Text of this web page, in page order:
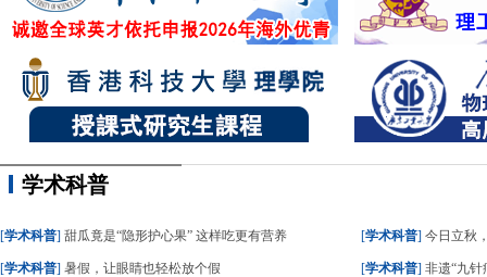
学术科普
[学术科普] 甜瓜竟是“隐形护心果” 这样吃更有营养
[学术科普] 暑假，让眼睛也轻松放个假
[学术科普] 今日立秋
[学术科普] 非遗“九针